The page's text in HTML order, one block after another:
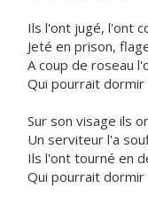
Ils l'ont jugé, l'ont
Jeté en prison,
A coup de roseau
Qui pourrait dormir
Sur son visage ils
Un serviteur l'a
Ils l'ont tourné en
Qui pourrait dormir